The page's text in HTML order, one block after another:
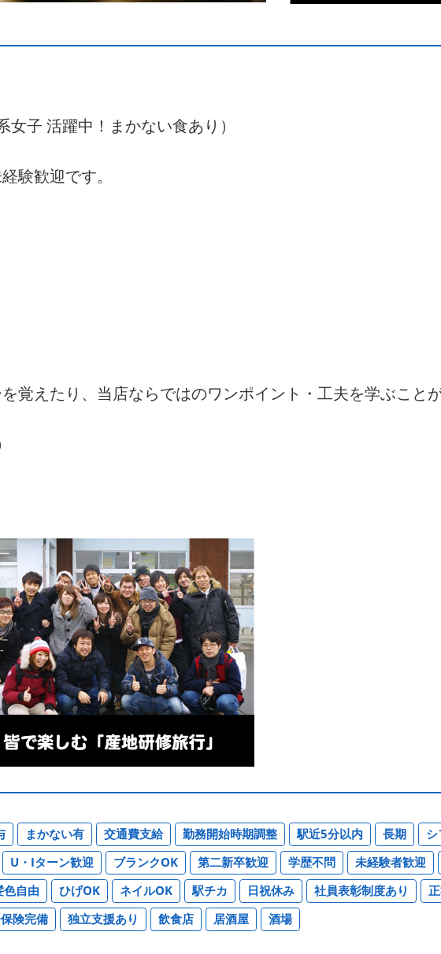
子 活躍中！まかない食あり）
験歓迎です。
覚えたり、当店ならではのワンポイント・工夫を学ぶこと
まかない有 交通費支給 勤務開始時期調整 駅近5分以内 長期
U・Iターン歓迎 ブランクOK 第二新卒歓迎 学歴不問 未経験者歓迎
色自由 ひげOK ネイルOK 駅チカ 日祝休み 社員表彰制度あり
険完備 独立支援あり 飲食店 居酒屋 酒場